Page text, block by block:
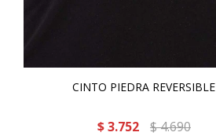
CINTO PIEDRA REVERSIBLE
$ 3.752 $4.690